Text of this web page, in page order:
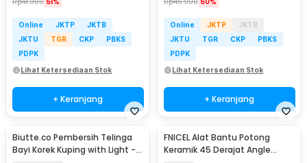
Online JKTP
JKTB
JKTU
TGR CKP
PBKS
PDPK
Lihat Ketersediaan Stok
+ Keranjang
Online JKTP
JKTB
JKTU
TGR CKP
PBKS
PDPK
Lihat Ketersediaan Stok
+ Keranjang
Biutte.co Pembersih Telinga
Bayi Korek Kuping with Light -
FNICEL Alat Bantu Potong
Keramik 45 Derajat Angle